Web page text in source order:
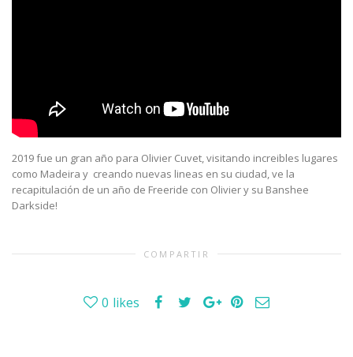
2019 fue un gran año para Olivier Cuvet, visitando increibles lugares
como Madeira y creando nuevas lineas en su ciudad, ve la
recapitulación de un año de Freeride con Olivier y su Banshee
Darkside!
COMPARTIR
0 likes